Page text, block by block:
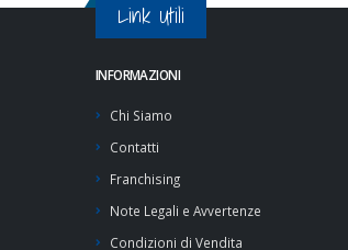
Link Utili
INFORMAZIONI
Chi Siamo
Contatti
Franchising
Note Legali e Avvertenze
Condizioni di Vendita